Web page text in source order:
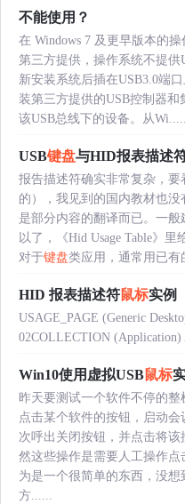
不能使用？
在 Windows 7 及更早版本的
第三方提供，操作系统不提供
新安装系统后插在USB3.0端
装第三方提供的USB控制器
该USB总线下的设备。从
USB键盘与HID报表描述
报告描述符确实非常复杂，
的），我见到的国内教材也
是部分内容的翻译而已。一
以了，《Hid Usage Table》
对于键盘类应用，通常用已有
HID 报表描述符鼠标实例
USAGE_PAGE (Generic
02COLLECTION (Application)
Win10使用虚拟USB鼠标
昨天要测试一个软件不停的
点击某个软件的按钮，启动
次呼出关闭按钮，并点击将
然这些操作是需要人工操作
为是一个很简单的东西，没
方......